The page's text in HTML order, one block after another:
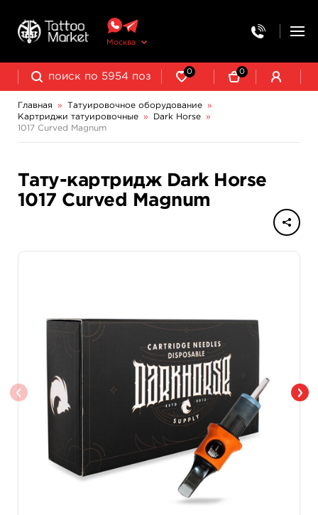
Москва
0 0
Главная » Татуировочное оборудование
»
Картриджи татуировочные
» Dark Horse
»
1017 Curved Magnum
Тату-картридж Dark Horse
1017 Curved Magnum